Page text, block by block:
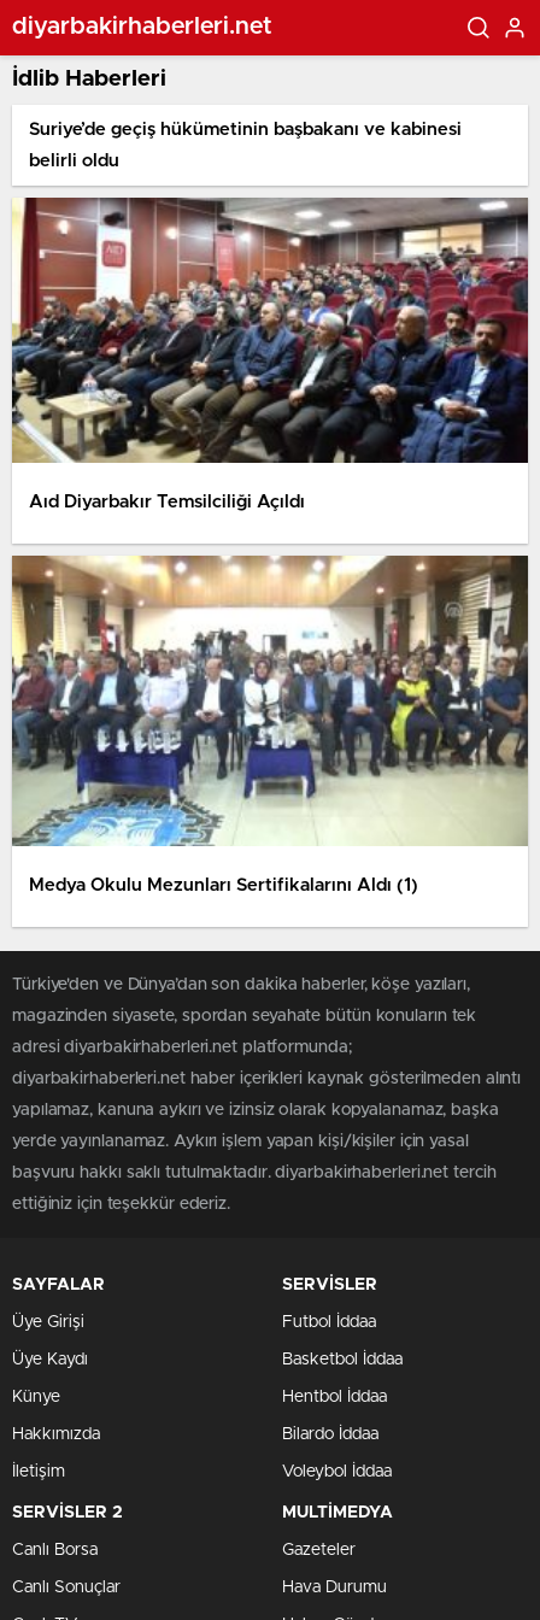
diyarbakirhaberleri.net
İdlib Haberleri
Suriye’de geçiş hükümetinin başbakanı ve kabinesi
belirli oldu
Aıd Diyarbakır Temsilciliği Açıldı
Medya Okulu Mezunları Sertifikalarını Aldı (1)
Türkiye'den ve Dünya’dan son dakika haberler, köşe yazıları,
magazinden siyasete, spordan seyahate bütün konuların tek
adresi diyarbakirhaberleri.net platformunda;
diyarbakirhaberleri.net haber içerikleri kaynak gösterilmeden alıntı
yapılamaz, kanuna aykırı ve izinsiz olarak kopyalanamaz, başka
yerde yayınlanamaz. Aykırı işlem yapan kişi/kişiler için yasal
başvuru hakkı saklı tutulmaktadır. diyarbakirhaberleri.net tercih
ettiğiniz için teşekkür ederiz.
SAYFALAR
Üye Girişi
Üye Kaydı
Künye
Hakkımızda
İletişim
SERVİSLER
Futbol İddaa
Basketbol İddaa
Hentbol İddaa
Bilardo İddaa
Voleybol İddaa
SERVİSLER 2
Canlı Borsa
Canlı Sonuçlar
MULTİMEDYA
Gazeteler
Hava Durumu